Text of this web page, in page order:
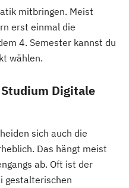
mitbringen. Meist
erst einmal die
4. Semester kannst du
wählen.
Digitale
sich auch die
Das hängt meist
ab. Oft ist der
gestalterischen